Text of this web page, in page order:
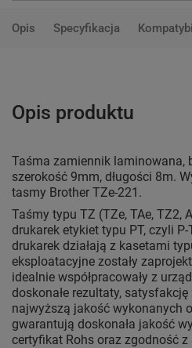
108,45 złprzy zakupie poza
Opis Specyfikacja
Opis produktu
Taśma zamiennik laminowana,
szerokość 9mm, długości 8m.
tasmy Brother TZe-221.
Taśmy typu TZ (TZe, TAe, TZ2,
drukarek etykiet typu PT, czyli
drukarek działają z kasetami
eksploatacyjne zostały
idealnie współpracowały z
doskonałe rezultaty,
najwyższą jakość wykonanych
gwarantują doskonała jakość
certyfikat Rohs oraz zgodność z